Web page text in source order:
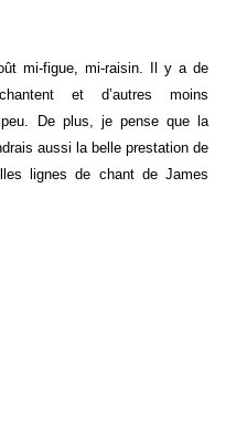
mi-figue, mi-raisin. Il y a de
et d’autres moins
De plus, je pense que la
aussi la belle prestation de
lignes de chant de James